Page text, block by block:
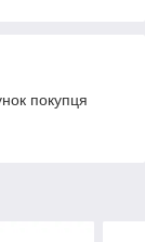
покупця